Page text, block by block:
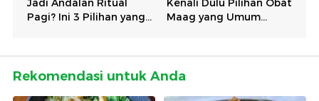
Rekomendasi untuk Anda